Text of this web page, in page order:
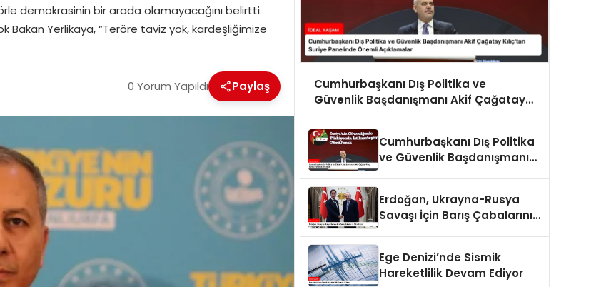
demokrasinin bir arada olamayacağını belirtti.
Bakan Yerlikaya, “Teröre taviz yok, kardeşliğimize
0 Yorum Yapıldı Paylaş
Cumhurbaşkanı Dış Politika ve
Güvenlik Başdanışmanı Akif Çağatay
Açıklamalar
Cumhurbaşkanı Dış Politika
ve Güvenlik Başdanışmanı
Erdoğan, Ukrayna-Rusya
Savaşı İçin Barış Çabalarını
Ege Denizi’nde Sismik
Hareketlilik Devam Ediyor